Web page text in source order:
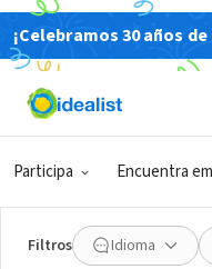
¡Celebramos 30 años
Participa Encuentra
Filtros Idioma
ORGANIZACIÓN SIN
Doctors for